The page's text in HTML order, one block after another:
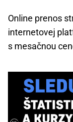
Online prenos
internetovej
s mesačnou